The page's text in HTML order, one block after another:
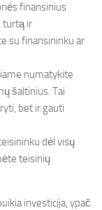
finansinius
turtą ir
su finansininku ar
numatykite
šaltinius. Tai
bet ir gauti
dėl visų
teisinių
investicija, ypač